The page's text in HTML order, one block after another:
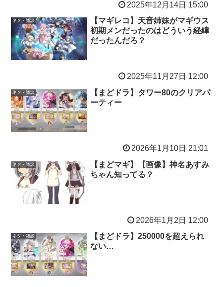
2025年12月14日 15:00
ネタ・雑談
【マギレコ】天音姉妹がマギウス
初期メンだったのはどういう経緯
だったんだろ？
2025年11月27日 12:00
ネタ・雑談
【まどドラ】タワー80のクリアパ
ーティー
2026年1月10日 21:01
ネタ・雑談
【まどマギ】【画像】神名あすみ
ちゃん知ってる？
2026年1月2日 12:00
ネタ・雑談
【まどドラ】250000を超えられ
ない…